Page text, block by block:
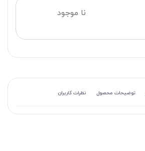
نا موجود
توضیحات محصول نظرات کاربران